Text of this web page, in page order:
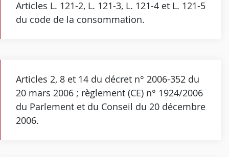
Articles L. 121-2, L. 121-3, L. 121-4 et L. 121-5
du code de la consommation.
Articles 2, 8 et 14 du décret n° 2006-352 du
20 mars 2006 ; règlement (CE) n° 1924/2006
du Parlement et du Conseil du 20 décembre
2006.